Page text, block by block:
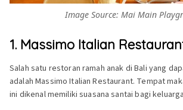
Image Source: Mai Main
1. Massimo Italian
Salah satu restoran ramah anak di Bali yang
adalah Massimo Italian Restaurant. Tempat
ini dikenal memiliki suasana santai bagi